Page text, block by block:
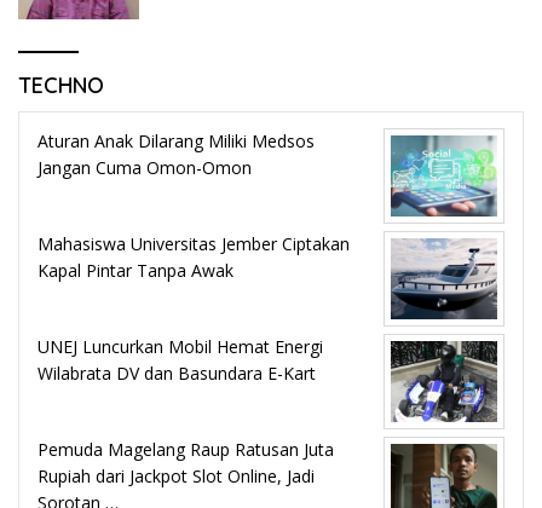
TECHNO
Aturan Anak Dilarang Miliki Medsos
Jangan Cuma Omon-Omon
Mahasiswa Universitas Jember Ciptakan
Kapal Pintar Tanpa Awak
UNEJ Luncurkan Mobil Hemat Energi
Wilabrata DV dan Basundara E-Kart
Pemuda Magelang Raup Ratusan Juta
Rupiah dari Jackpot Slot Online, Jadi
Sorotan …